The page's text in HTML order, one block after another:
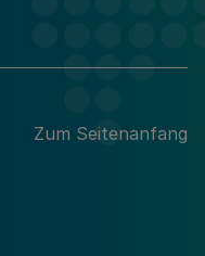
Zum Seitenanfang